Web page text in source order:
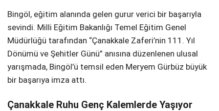
Instagram
Youtube
Bingöl, eğitim alanında gelen gurur verici bir başarıyla
sevindi. Milli Eğitim Bakanlığı Temel Eğitim Genel
Müdürlüğü tarafından “Çanakkale Zaferi’nin 111. Yıl
Dönümü ve Şehitler Günü” anısına düzenlenen ulusal
yarışmada, Bingöl’ü temsil eden Meryem Gürbüz büyük
bir başarıya imza attı.
Çanakkale Ruhu Genç Kalemlerde Yaşıyor